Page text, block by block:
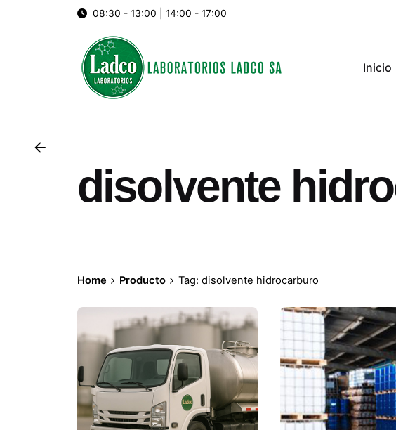
08:30 - 13:00 | 14:00 - 17:00
Inicio
disolvente
Home Producto Tag: disolvente hidrocarburo